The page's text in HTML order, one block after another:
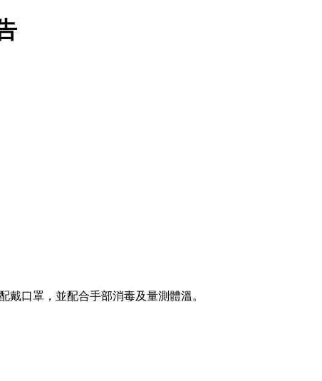
戴口罩，並配合手部消毒及量測體溫。